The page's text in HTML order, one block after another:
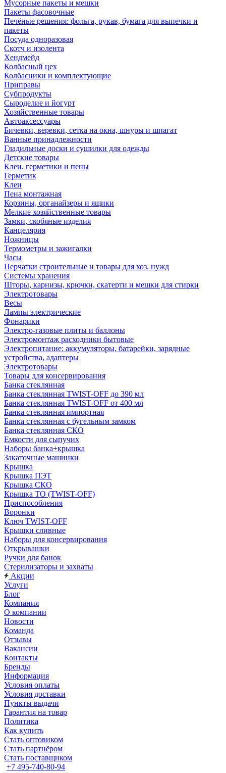
Мусорные пакеты и мешки
Пакеты фасовочные
Печёные решения: фольга, рукав, бумага для выпечки и
пакеты
Посуда одноразовая
Скотч и изолента
Хендмейд
Колбасный цех
Колбасники и комплектующие
Приправы
Субпродукты
Сыроделие и йогурт
Хозяйственные товары
Автоаксессуары
Бичевки, веревки, сетка на окна, шнуры и шпагат
Ванные принадлежности
Гладильные доски и сушилки для одежды
Детские товары
Клеи, герметики и пены
Герметик
Клеи
Пена монтажная
Корзины, органайзеры и ящики
Мелкие хозяйственные товары
Замки, скобяные изделия
Канцелярия
Ножницы
Термометры и зажигалки
Часы
Перчатки строительные и товары для хоз. нужд
Системы хранения
Шторы, карнизы, крючки, скатерти и мешки для стирки
Электротовары
Весы
Лампы электрические
Фонарики
Электро-газовые плиты и баллоны
Электромонтаж расходники бытовые
Электропитание: аккумуляторы, батарейки, зарядные
устройства, адаптеры
Электротовары
Товары для консервирования
Банка стеклянная
Банка стеклянная TWIST-OFF до 390 мл
Банка стеклянная TWIST-OFF от 400 мл
Банка стеклянная импортная
Банка стеклянная с бугельным замком
Банка стеклянная СКО
Емкости для сыпучих
Наборы банка+крышка
Закаточные машинки
Крышка
Крышка ПЭТ
Крышка СКО
Крышка ТО (TWIST-OFF)
Приспособления
Воронки
Ключ TWIST-OFF
Крышки сливные
Наборы для консервирования
Открывашки
Ручки для банок
Стерилизаторы и захваты
Акции
Услуги
Блог
Компания
О компании
Новости
Команда
Отзывы
Вакансии
Контакты
Бренды
Информация
Условия оплаты
Условия доставки
Пункты выдачи
Гарантия на товар
Политика
Как купить
Стать оптовиком
Стать партнёром
Стать поставщиком
+7 495-740-80-94